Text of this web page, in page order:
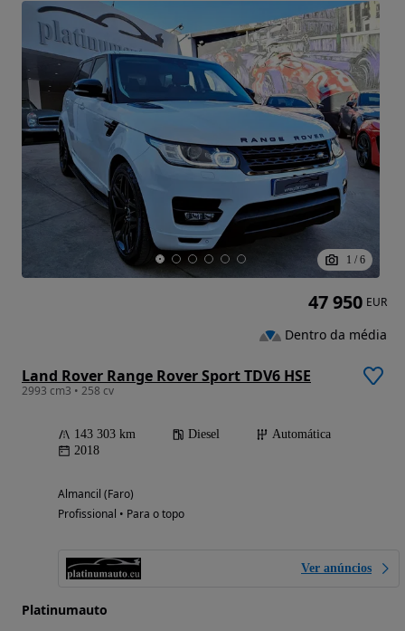
1 / 6
Land Rover Range Rover Sport TDV6 HSE
2993 cm3 • 258 cv
143 303 km Diesel
Automática
2018
Almancil (Faro)
Profissional • Para o topo
Ver anúncios
Platinumauto
47 950 EUR
Dentro da média